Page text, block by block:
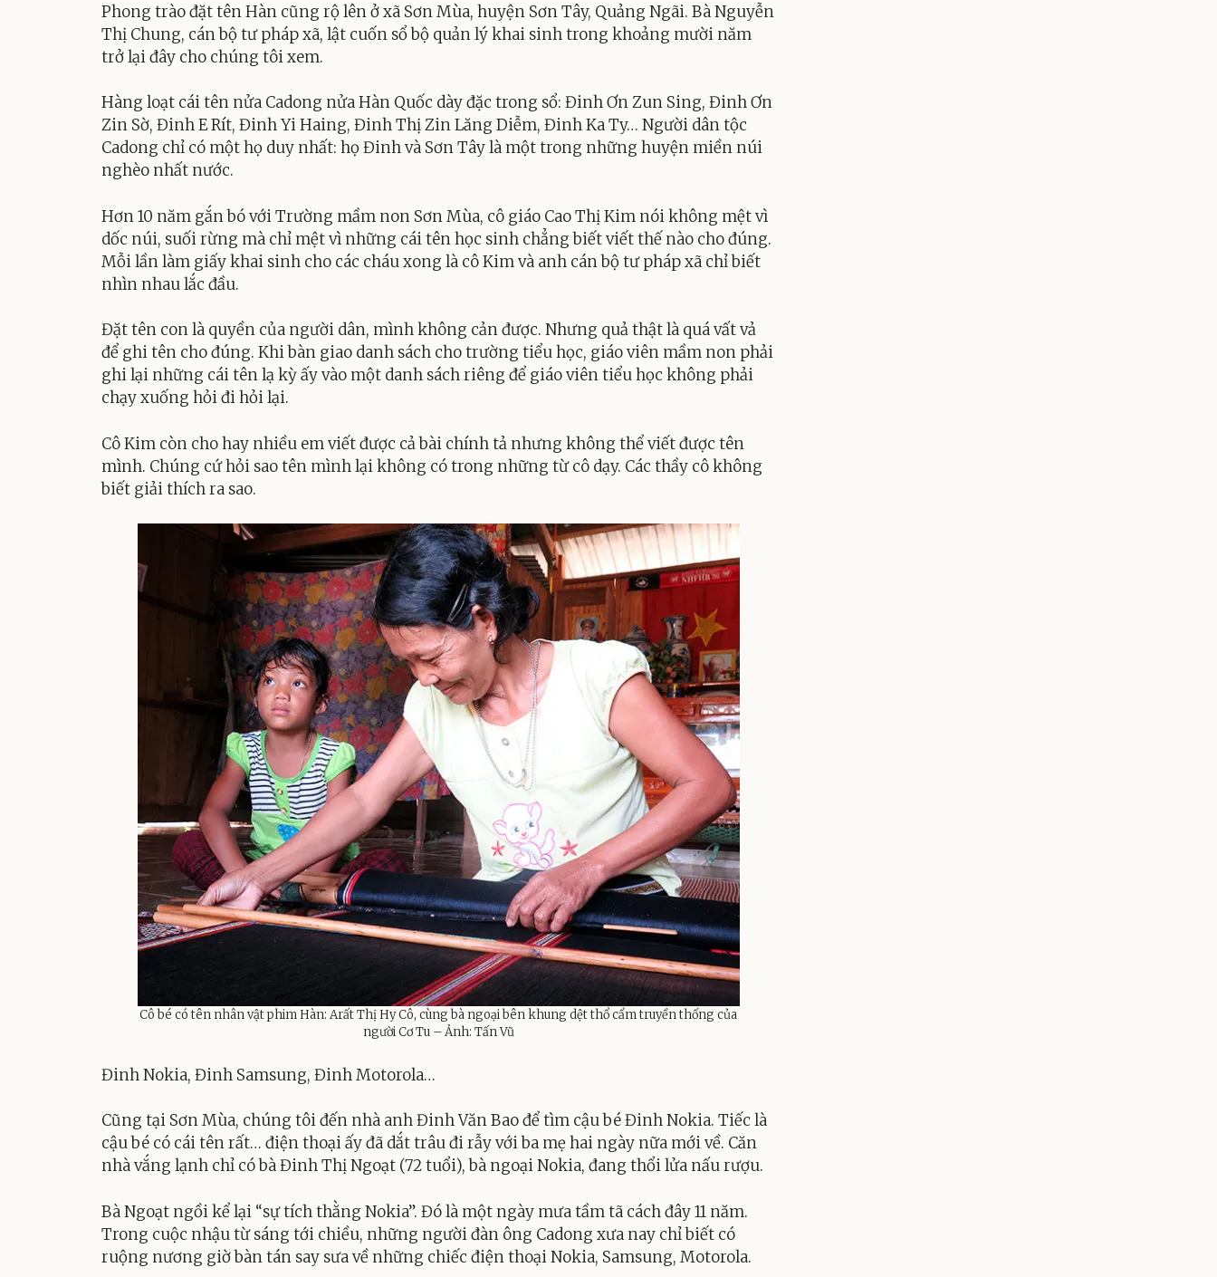
Phong trào đặt tên Hàn cũng rộ lên ở xã Sơn Mùa, huyện Sơn Tây, Quảng Ngãi. Bà Nguyễn
Thị Chung, cán bộ tư pháp xã, lật cuốn sổ bộ quản lý khai sinh trong khoảng mười năm
trở lại đây cho chúng tôi xem.
Hàng loạt cái tên nửa Cadong nửa Hàn Quốc dày đặc trong sổ: Đinh Ơn Zun Sing, Đinh Ơn
Zin Sờ, Đinh E Rít, Đinh Yi Haing, Đinh Thị Zin Lăng Diễm, Đinh Ka Ty… Người dân tộc
Cadong chỉ có một họ duy nhất: họ Đinh và Sơn Tây là một trong những huyện miền núi
nghèo nhất nước.
Hơn 10 năm gắn bó với Trường mầm non Sơn Mùa, cô giáo Cao Thị Kim nói không mệt vì
dốc núi, suối rừng mà chỉ mệt vì những cái tên học sinh chẳng biết viết thế nào cho đúng.
Mỗi lần làm giấy khai sinh cho các cháu xong là cô Kim và anh cán bộ tư pháp xã chỉ biết
nhìn nhau lắc đầu.
Đặt tên con là quyền của người dân, mình không cản được. Nhưng quả thật là quá vất vả
để ghi tên cho đúng. Khi bàn giao danh sách cho trường tiểu học, giáo viên mầm non phải
ghi lại những cái tên lạ kỳ ấy vào một danh sách riêng để giáo viên tiểu học không phải
chạy xuống hỏi đi hỏi lại.
Cô Kim còn cho hay nhiều em viết được cả bài chính tả nhưng không thể viết được tên
mình. Chúng cứ hỏi sao tên mình lại không có trong những từ cô dạy. Các thầy cô không
biết giải thích ra sao.
Cô bé có tên nhân vật phim Hàn: Arất Thị Hy Cô, cùng bà ngoại bên khung dệt thổ cẩm truyền thống của
người Cơ Tu – Ảnh: Tấn Vũ
Đinh Nokia, Đinh Samsung, Đinh Motorola…
Cũng tại Sơn Mùa, chúng tôi đến nhà anh Đinh Văn Bao để tìm cậu bé Đinh Nokia. Tiếc là
cậu bé có cái tên rất… điện thoại ấy đã dắt trâu đi rẫy với ba mẹ hai ngày nữa mới về. Căn
nhà vắng lạnh chỉ có bà Đinh Thị Ngoạt (72 tuổi), bà ngoại Nokia, đang thổi lửa nấu rượu.
Bà Ngoạt ngồi kể lại “sự tích thằng Nokia”. Đó là một ngày mưa tầm tã cách đây 11 năm.
Trong cuộc nhậu từ sáng tới chiều, những người đàn ông Cadong xưa nay chỉ biết có
ruộng nương giờ bàn tán say sưa về những chiếc điện thoại Nokia, Samsung, Motorola.